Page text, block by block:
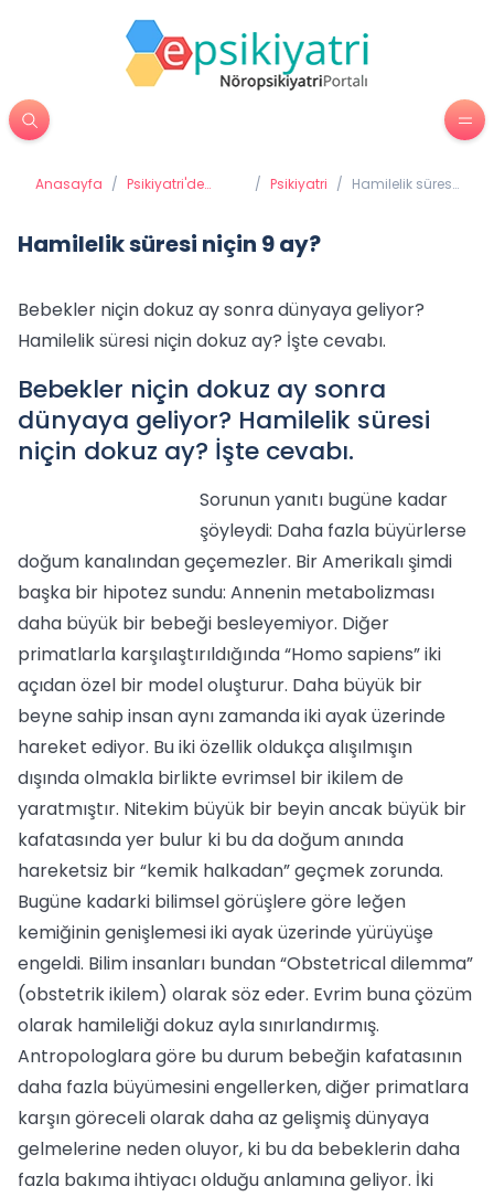
Anasayfa / Psikiyatri'de
/ Psikiyatri / Hamilelik süresi
Hamilelik süresi niçin 9 ay?
Bebekler niçin dokuz ay sonra dünyaya geliyor?
Hamilelik süresi niçin dokuz ay? İşte cevabı.
Bebekler niçin dokuz ay sonra
dünyaya geliyor? Hamilelik süresi
niçin dokuz ay? İşte cevabı.
Sorunun yanıtı bugüne kadar
şöyleydi: Daha fazla büyürlerse
doğum kanalından geçemezler. Bir Amerikalı şimdi
başka bir hipotez sundu: Annenin metabolizması
daha büyük bir bebeği besleyemiyor. Diğer
primatlarla karşılaştırıldığında “Homo sapiens” iki
açıdan özel bir model oluşturur. Daha büyük bir
beyne sahip insan aynı zamanda iki ayak üzerinde
hareket ediyor. Bu iki özellik oldukça alışılmışın
dışında olmakla birlikte evrimsel bir ikilem de
yaratmıştır. Nitekim büyük bir beyin ancak büyük bir
kafatasında yer bulur ki bu da doğum anında
hareketsiz bir “kemik halkadan” geçmek zorunda.
Bugüne kadarki bilimsel görüşlere göre leğen
kemiğinin genişlemesi iki ayak üzerinde yürüyüşe
engeldi. Bilim insanları bundan “Obstetrical dilemma”
(obstetrik ikilem) olarak söz eder. Evrim buna çözüm
olarak hamileliği dokuz ayla sınırlandırmış.
Antropologlara göre bu durum bebeğin kafatasının
daha fazla büyümesini engellerken, diğer primatlara
karşın göreceli olarak daha az gelişmiş dünyaya
gelmelerine neden oluyor, ki bu da bebeklerin daha
fazla bakıma ihtiyacı olduğu anlamına geliyor. İki